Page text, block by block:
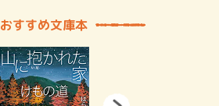
おすすめ文庫本